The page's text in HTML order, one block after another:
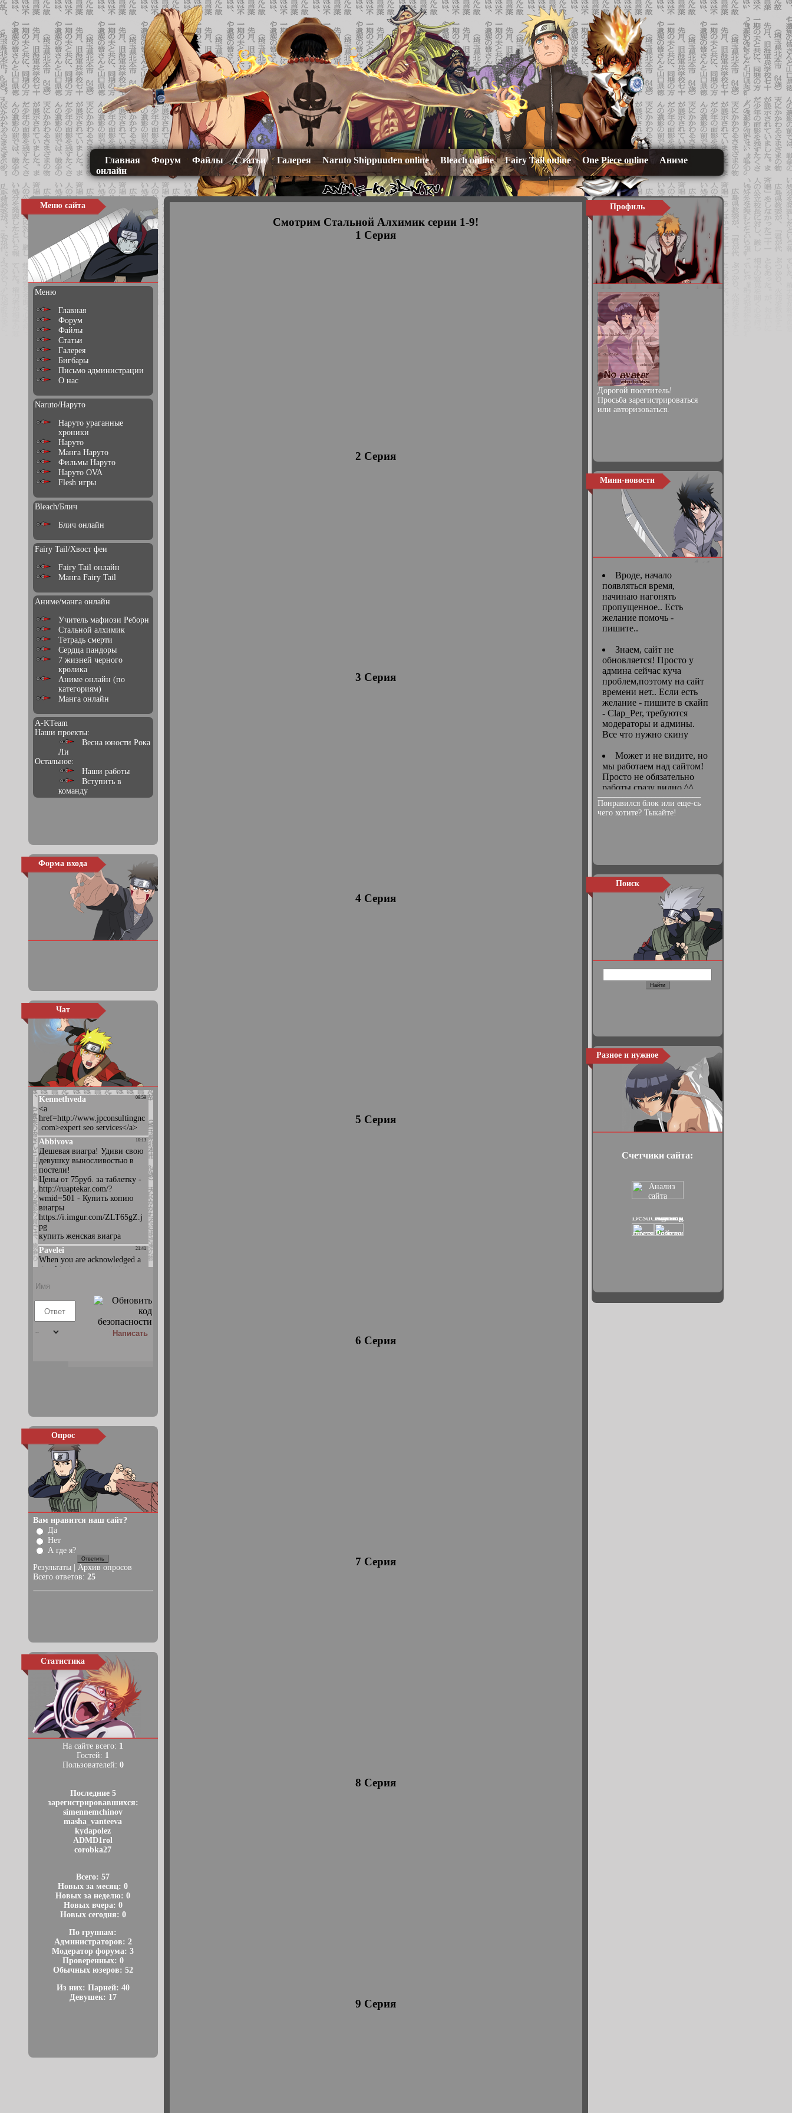
Главная Форум Файлы Статьи Галерея Naruto Shippuuden online Bleach online Fairy Tail online One Piece online
Аниме
онлайн
Меню сайта
Меню
Главная
Форум
Файлы
Статьи
Галерея
Бигбары
Письмо администрации
О нас
Naruto/Наруто
Наруто ураганные
хроники
Наруто
Манга Наруто
Фильмы Наруто
Наруто OVA
Flesh игры
Bleach/Блич
Блич онлайн
Fairy Tail/Хвост феи
Fairy Tail онлайн
Манга Fairy Tail
Аниме/манга онлайн
Учитель мафиози Реборн
Стальной алхимик
Тетрадь смерти
Сердца пандоры
7 жизней черного
кролика
Аниме онлайн (по
категориям)
Манга онлайн
A-KTeam
Наши проекты:
Весна юности Рока
Ли
Остальное:
Наши работы
Вступить в
команду
Форма входа
Чат
Опрос
Вам нравится наш сайт?
Да
Нет
А где я?
Результаты| Архив опросов
Всего ответов: 25
Статистика
На сайте всего: 1
Гостей: 1
Пользователей: 0
Последние 5
зарегистрировавшихся:
simennemchinov
masha_vanteeva
kydapolez
ADMD1rol
corobka27
Всего: 57
Новых за месяц: 0
Новых за неделю: 0
Новых вчера: 0
Новых сегодня: 0
По группам:
Администраторов: 2
Модератор форума: 3
Проверенных: 0
Обычных юзеров: 52
Из них: Парней: 40
Девушек: 17
Профиль
Дорогой посетитель!
Просьба зарегистрироваться
или авторизоваться.
Мини-новости
Понравился блок или еще-сь
чего хотите? Тыкайте!
Поиск
Разное и нужное
Счетчики сайта:
Смотрим Стальной Алхимик серии 1-9!
1 Серия
2 Серия
3 Серия
4 Серия
5 Серия
6 Серия
7 Серия
8 Серия
9 Серия